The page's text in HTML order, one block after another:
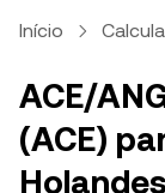
Início
ACE/
(ACE)